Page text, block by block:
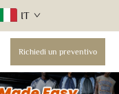
IT
Richiedi un preventivo